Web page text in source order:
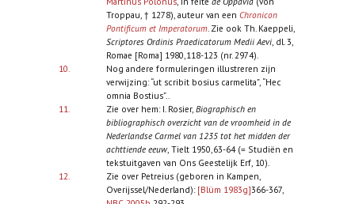
Troppau, † 1278), auteur van een Chronicon
Pontificum et Imperatorum. Zie ook Th. Kaeppeli,
Scriptores Ordinis Praedicatorum Medii Aevi, dl. 3,
Romae [Roma] 1980,118-123 (nr. 2974).
10.
Nog andere formuleringen illustreren zijn
verwijzing: “ut scribit bosius carmelita”, “Hec
omnia Bostius”..
11.
Zie over hem: I. Rosier, Biographisch en
bibliographisch overzicht van de vroomheid in de
Nederlandse Carmel van 1235 tot het midden der
achttiende eeuw, Tielt 1950,63-64 (= Studiën en
tekstuitgaven van Ons Geestelijk Erf, 10).
12.
Zie over Petreius (geboren in Kampen,
Overijssel/Nederland): [Blüm 1983g]366-367,